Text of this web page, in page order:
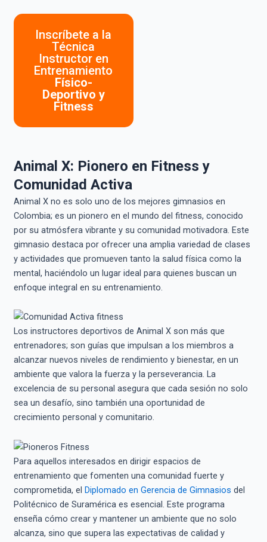
Inscríbete a la
Técnica
Instructor en
Entrenamiento
Físico-
Deportivo y
Fitness
Animal X: Pionero en Fitness y
Comunidad Activa
Animal X no es solo uno de los mejores gimnasios en
Colombia; es un pionero en el mundo del fitness, conocido
por su atmósfera vibrante y su comunidad motivadora. Este
gimnasio destaca por ofrecer una amplia variedad de clases
y actividades que promueven tanto la salud física como la
mental, haciéndolo un lugar ideal para quienes buscan un
enfoque integral en su entrenamiento.
Los instructores deportivos de Animal X son más que
entrenadores; son guías que impulsan a los miembros a
alcanzar nuevos niveles de rendimiento y bienestar, en un
ambiente que valora la fuerza y la perseverancia. La
excelencia de su personal asegura que cada sesión no solo
sea un desafío, sino también una oportunidad de
crecimiento personal y comunitario.
Para aquellos interesados en dirigir espacios de
entrenamiento que fomenten una comunidad fuerte y
comprometida, el Diplomado en Gerencia de Gimnasios del
Politécnico de Suramérica es esencial. Este programa
enseña cómo crear y mantener un ambiente que no solo
alcanza, sino que supera las expectativas de calidad y